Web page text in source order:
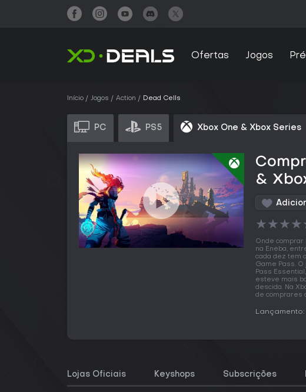
Ofertas Jogos
Início Jogos Action Dead Cells
PC PS5 Xbox One & Xbox Series
&
★★★★
Onde comprar
na Eneba,
cada dez tem
Game Pass.
Pass
esteve mais
descida. Na
de comprares
Lançamento:
Lojas Oficiais Keyshops Subscrições